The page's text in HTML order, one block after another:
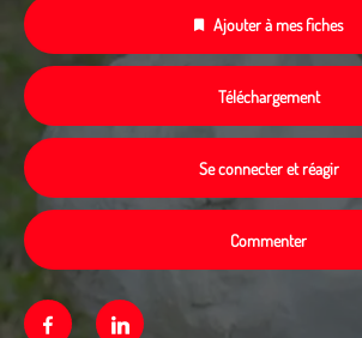
Ajouter à mes fiches
Téléchargement
Se connecter et réagir
Commenter
FacebookLinkedin